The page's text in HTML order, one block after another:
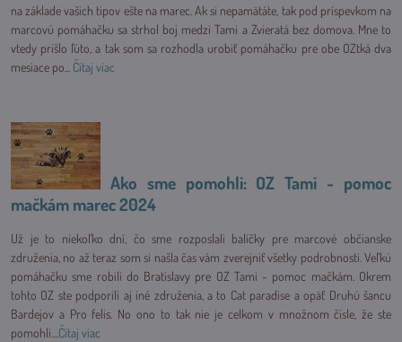
na základe vašich tipov ešte na marec. Ak si nepamätáte, tak pod príspevkom na
marcovú pomáhačku sa strhol boj medzi Tami a Zvieratá bez domova. Mne to
vtedy prišlo ľúto, a tak som sa rozhodla urobiť pomáhačku pre obe OZtká dva
mesiace po... Čítaj viac
Ako sme pomohli: OZ Tami - pomoc
mačkám marec 2024
Už je to niekoľko dní, čo sme rozposlali balíčky pre marcové občianske
združenia, no až teraz som si našla čas vám zverejniť všetky podrobnosti. Veľkú
pomáhačku sme robili do Bratislavy pre OZ Tami - pomoc mačkám. Okrem
tohto OZ ste podporili aj iné združenia, a to Cat paradise a opäť Druhú šancu
Bardejov a Pro felis. No ono to tak nie je celkom v množnom čísle, že ste
pomohli.... Čítaj viac